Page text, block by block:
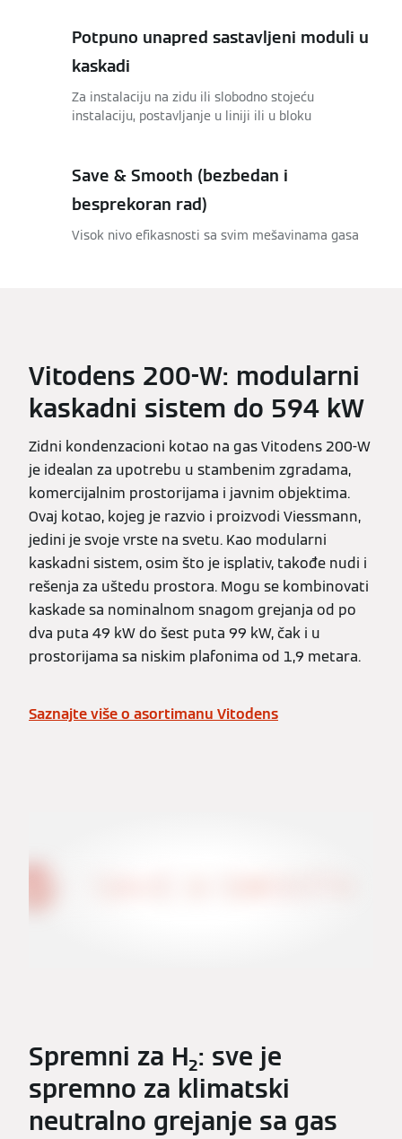
Potpuno unapred sastavljeni moduli u
kaskadi
Za instalaciju na zidu ili slobodno stojeću
instalaciju, postavljanje u liniji ili u bloku
Save & Smooth (bezbedan i
besprekoran rad)
Visok nivo efikasnosti sa svim mešavinama gasa
Vitodens 200-W: modularni
kaskadni sistem do 594 kW
Zidni kondenzacioni kotao na gas Vitodens 200-W
je idealan za upotrebu u stambenim zgradama,
komercijalnim prostorijama i javnim objektima.
Ovaj kotao, kojeg je razvio i proizvodi Viessmann,
jedini je svoje vrste na svetu. Kao modularni
kaskadni sistem, osim što je isplativ, takođe nudi i
rešenja za uštedu prostora. Mogu se kombinovati
kaskade sa nominalnom snagom grejanja od po
dva puta 49 kW do šest puta 99 kW, čak i u
prostorijama sa niskim plafonima od 1,9 metara.
Saznajte više o asortimanu Vitodens
Spremni za H₂: sve je
spremno za klimatski
neutralno grejanje sa gas